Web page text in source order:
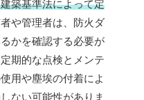
築基準法によって定
や管理者は、防火ダ
かを確認する必要が
期的な点検とメンテ
用や塵埃の付着によ
ない可能性がありま